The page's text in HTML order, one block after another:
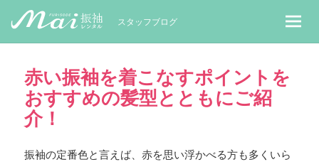
MaiレンタルBLOG｜Maiで成人式振袖
スタッフブログ
赤い振袖を着こなすポイントを
おすすめの髪型とともにご紹
介！
振袖の定番色と言えば、赤を思い浮かべる方も多くいら